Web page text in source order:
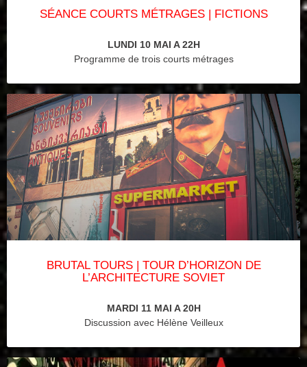
SÉANCE COURTS MÉTRAGES | FICTIONS
LUNDI 10 MAI A 22H
Programme de trois courts métrages
BRUTAL TOURS | TOUR D’HORIZON DE
L’ARCHITECTURE SOVIET
MARDI 11 MAI A 20H
Discussion avec Hélène Veilleux